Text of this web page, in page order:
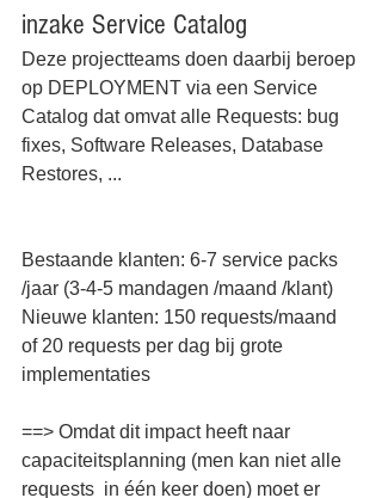
inzake Service Catalog
Deze projectteams doen daarbij beroep
op DEPLOYMENT via een Service
Catalog dat omvat alle Requests: bug
fixes, Software Releases, Database
Restores, ...
Bestaande klanten: 6-7 service packs
/jaar (3-4-5 mandagen /maand /klant)
Nieuwe klanten: 150 requests/maand
of 20 requests per dag bij grote
implementaties
==> Omdat dit impact heeft naar
capaciteitsplanning (men kan niet alle
requests  in één keer doen) moet er